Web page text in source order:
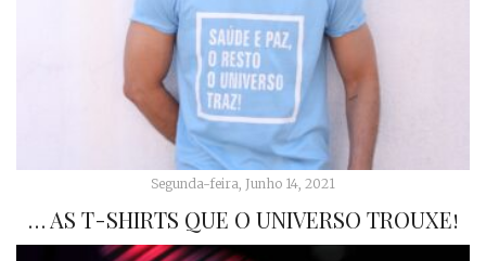
Segunda-feira, Junho 14, 2021
… AS T-SHIRTS QUE O UNIVERSO TROUXE!